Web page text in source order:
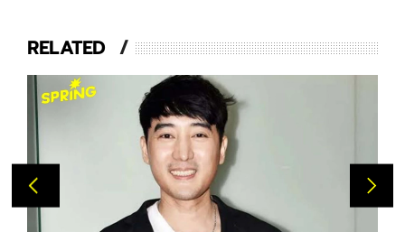
RELATED